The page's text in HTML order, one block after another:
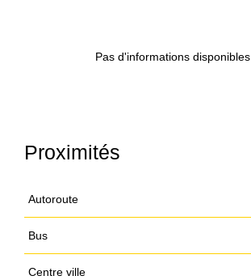
Pas d'informations disponibles
Proximités
Autoroute
Bus
Centre ville